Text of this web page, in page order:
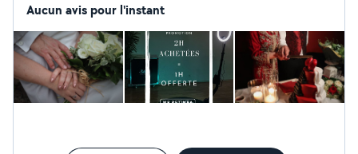
Aucun avis pour l'instant